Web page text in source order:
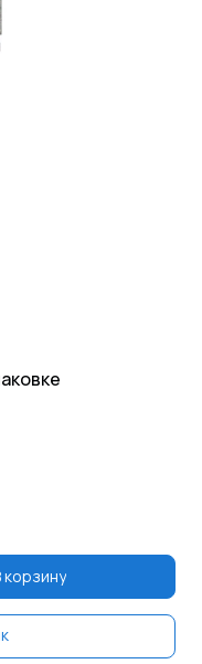
корзину